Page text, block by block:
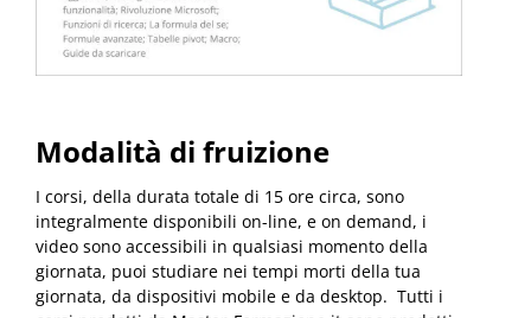
Modalità di fruizione
I corsi, della durata totale di 15 ore circa, sono
integralmente disponibili on-line, e on demand, i
video sono accessibili in qualsiasi momento della
giornata, puoi studiare nei tempi morti della tua
giornata, da dispositivi mobile e da desktop. Tutti i